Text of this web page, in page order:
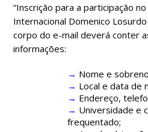
“Inscrição para a participação
Internacional Domenico Losurdo
corpo do e-mail deverá conter
informações:
→ Nome e
→ Local e data de
→ Endereço,
→ Universidade e
frequentado;